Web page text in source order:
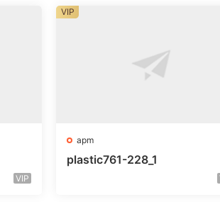
VIP
apm
plastic761-228_1
VIP